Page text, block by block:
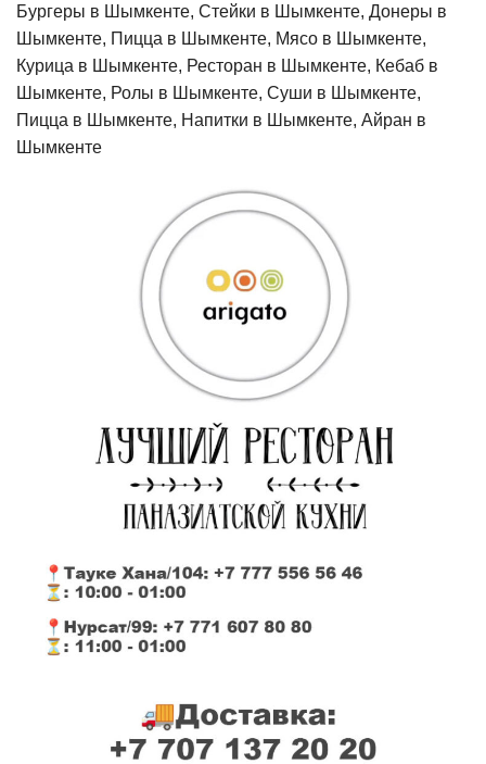
Бургеры в Шымкенте, Стейки в Шымкенте, Донеры в
Шымкенте, Пицца в Шымкенте, Мясо в Шымкенте,
Курица в Шымкенте, Ресторан в Шымкенте, Кебаб в
Шымкенте, Ролы в Шымкенте, Суши в Шымкенте,
Пицца в Шымкенте, Напитки в Шымкенте, Айран в
Шымкенте